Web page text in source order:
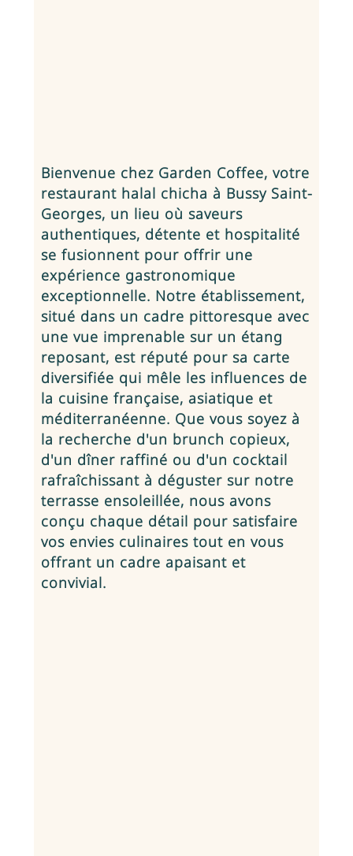
Bienvenue chez Garden Coffee, votre
restaurant halal chicha à Bussy Saint-
Georges, un lieu où saveurs
authentiques, détente et hospitalité
se fusionnent pour offrir une
expérience gastronomique
exceptionnelle. Notre établissement,
situé dans un cadre pittoresque avec
une vue imprenable sur un étang
reposant, est réputé pour sa carte
diversifiée qui mêle les influences de
la cuisine française, asiatique et
méditerranéenne. Que vous soyez à
la recherche d'un brunch copieux,
d'un dîner raffiné ou d'un cocktail
rafraîchissant à déguster sur notre
terrasse ensoleillée, nous avons
conçu chaque détail pour satisfaire
vos envies culinaires tout en vous
offrant un cadre apaisant et
convivial.